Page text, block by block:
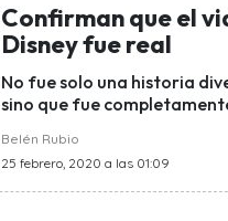
Confirman que el
Disney fue real
No fue solo una historia
sino que fue
Belén Rubio
25 febrero, 2020 a las 01:09